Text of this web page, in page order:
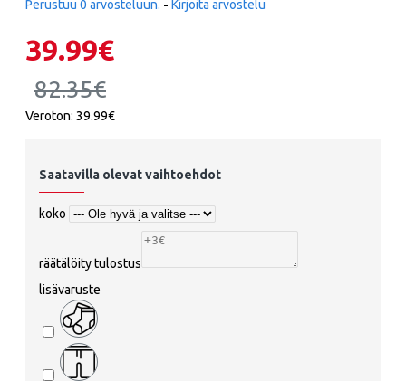
Perustuu 0 arvosteluun. - Kirjoita arvostelu
39.99€
82.35€
Veroton: 39.99€
Saatavilla olevat vaihtoehdot
koko
räätälöity tulostus
lisävaruste